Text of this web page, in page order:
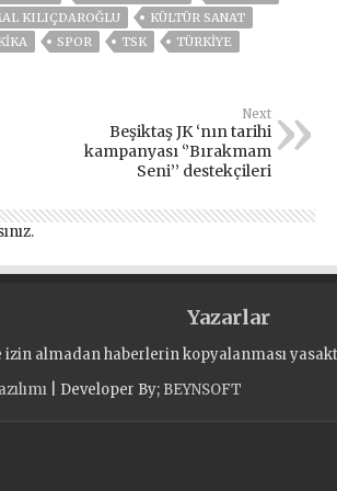
KILIÇDAROĞLU
KÜLTÜR SANAT
SPOR TSK TÜRKİYE
Next
Beşiktaş JK ‘nın tarihi
kampanyası ‘’Bırakmam
Seni’’ destekçileri
.
Yazarlar
almadan haberlerin kopyalanması
| Developer By; BEYNSOFT